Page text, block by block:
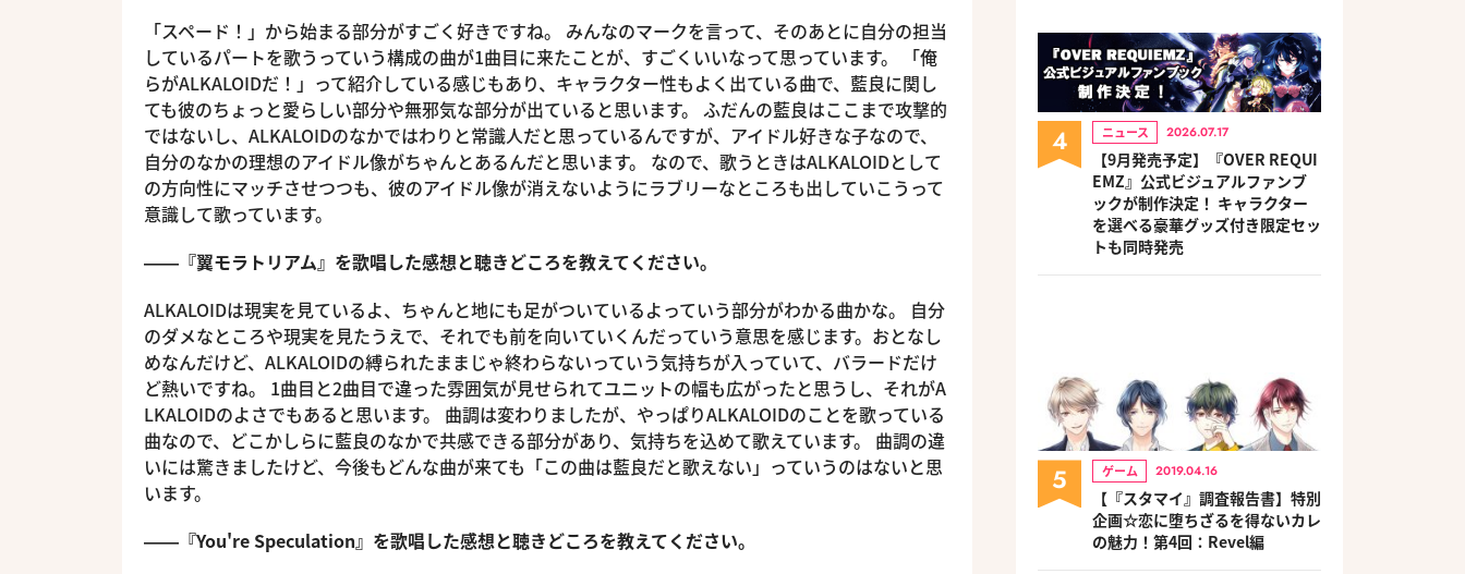
「スペード！」から始まる部分がすごく好きですね。 みんなのマークを言って、そのあとに自分の担当
しているパートを歌うっていう構成の曲が1曲目に来たことが、すごくいいなって思っています。 「俺
らがALKALOIDだ！」って紹介している感じもあり、キャラクター性もよく出ている曲で、藍良に関し
ても彼のちょっと愛らしい部分や無邪気な部分が出ていると思います。 ふだんの藍良はここまで攻撃的
ではないし、ALKALOIDのなかではわりと常識人だと思っているんですが、アイドル好きな子なので、
自分のなかの理想のアイドル像がちゃんとあるんだと思います。 なので、歌うときはALKALOIDとして
の方向性にマッチさせつつも、彼のアイドル像が消えないようにラブリーなところも出していこうって
意識して歌っています。
――『翼モラトリアム』を歌唱した感想と聴きどころを教えてください。
ALKALOIDは現実を見ているよ、ちゃんと地にも足がついているよっていう部分がわかる曲かな。 自分
のダメなところや現実を見たうえで、それでも前を向いていくんだっていう意思を感じます。おとなし
めなんだけど、ALKALOIDの縛られたままじゃ終わらないっていう気持ちが入っていて、バラードだけ
ど熱いですね。 1曲目と2曲目で違った雰囲気が見せられてユニットの幅も広がったと思うし、それがA
LKALOIDのよさでもあると思います。 曲調は変わりましたが、やっぱりALKALOIDのことを歌っている
曲なので、どこかしらに藍良のなかで共感できる部分があり、気持ちを込めて歌えています。 曲調の違
いには驚きましたけど、今後もどんな曲が来ても「この曲は藍良だと歌えない」っていうのはないと思
います。
――『You're Speculation』を歌唱した感想と聴きどころを教えてください。
4 ニュース 2026.07.17
【9月発売予定】『OVER REQUI
EMZ』公式ビジュアルファンブ
ックが制作決定！ キャラクター
を選べる豪華グッズ付き限定セッ
トも同時発売
5 ゲーム 2019.04.16
【『スタマイ』調査報告書】特別
企画☆恋に堕ちざるを得ないカレ
の魅力！第4回：Revel編